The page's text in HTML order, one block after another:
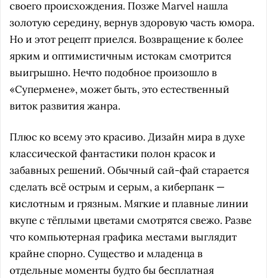
своего происхождения. Позже Marvel нашла
золотую середину, вернув здоровую часть юмора.
Но и этот рецепт приелся. Возвращение к более
ярким и оптимистичным истокам смотрится
выигрышно. Нечто подобное произошло в
«Супермене», может быть, это естественный
виток развития жанра.
Плюс ко всему это красиво. Дизайн мира в духе
классической фантастики полон красок и
забавных решений. Обычный сай-фай старается
сделать всё острым и серым, а киберпанк —
кислотным и грязным. Мягкие и плавные линии
вкупе с тёплыми цветами смотрятся свежо. Разве
что компьютерная графика местами выглядит
крайне спорно. Существо и младенца в
отдельные моменты будто бы бесплатная